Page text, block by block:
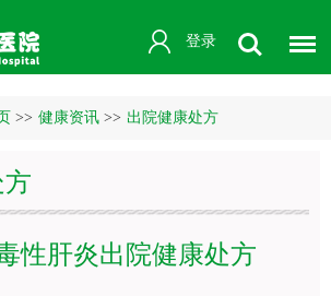
登录
>> 健康资讯 >> 出院健康处方
性肝炎出院健康处方